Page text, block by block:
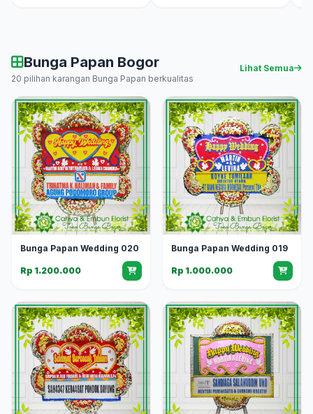
Bunga Papan Bogor
20 pilihan karangan Bunga Papan berkualitas
Lihat Semua
Bunga Papan Wedding 020
Rp 1.200.000
Bunga Papan Wedding 019
Rp 1.000.000